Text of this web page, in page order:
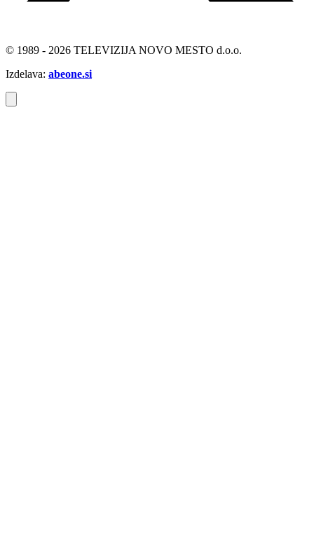
© 1989 - 2026 TELEVIZIJA NOVO MESTO d.o.o.
Izdelava: abeone.si